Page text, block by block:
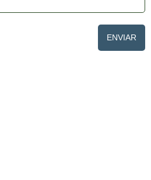
ENVIAR